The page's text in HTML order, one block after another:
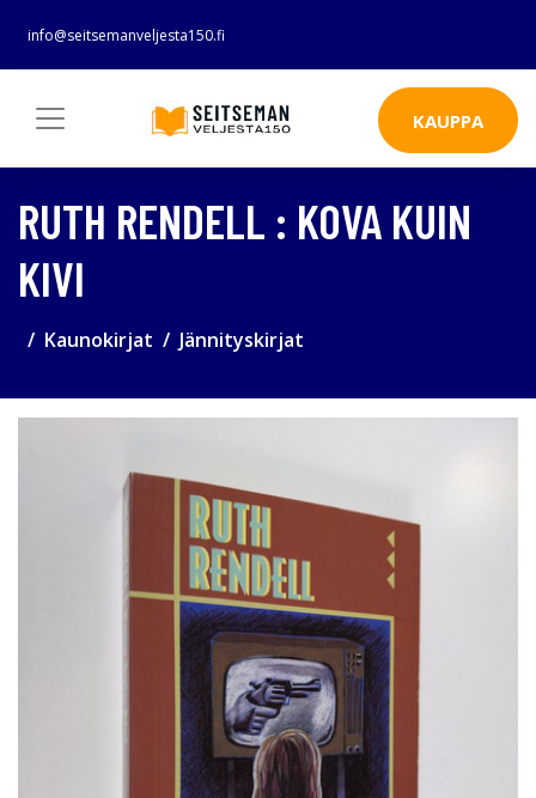
info@seitsemanveljesta150.fi
KAUPPA
RUTH RENDELL : KOVA KUIN
KIVI
Kaunokirjat Jännityskirjat